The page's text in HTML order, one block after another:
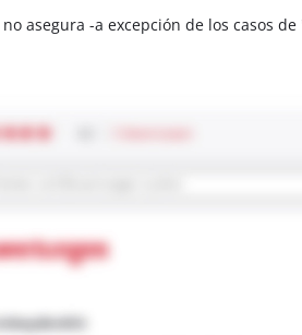
asegura -a excepción de los casos